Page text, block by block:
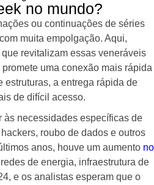
no mundo?
ou continuações de séries
muita empolgação. Aqui,
revitalizam essas veneráveis
uma conexão mais rápida
estruturas, a entrega rápida de
de difícil acesso.
necessidades específicas de
roubo de dados e outros
anos, houve um aumento
de energia, infraestrutura de
e os analistas esperam que o